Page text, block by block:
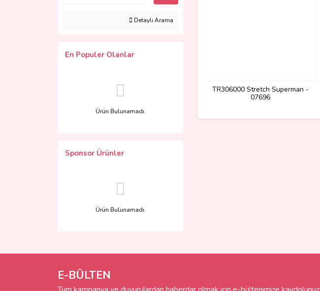
Detaylı Arama
En Populer Olanlar
Ürün Bulunamadı.
Sponsor Ürünler
Ürün Bulunamadı.
TR306000 Stretch Superman -
07696
E-BÜLTEN